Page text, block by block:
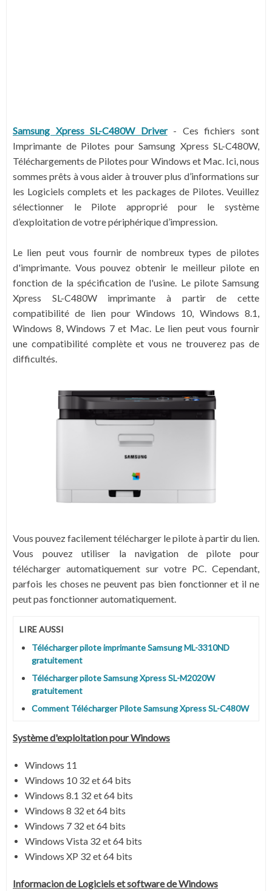
Samsung Xpress SL-C480W Driver - Ces fichiers sont
Imprimante de Pilotes pour Samsung Xpress SL-C480W,
Téléchargements de Pilotes pour Windows et Mac. Ici, nous
sommes prêts à vous aider à trouver plus d’informations sur
les Logiciels complets et les packages de Pilotes. Veuillez
sélectionner le Pilote approprié pour le système
d’exploitation de votre périphérique d’impression.
Le lien peut vous fournir de nombreux types de pilotes
d'imprimante. Vous pouvez obtenir le meilleur pilote en
fonction de la spécification de l'usine. Le pilote Samsung
Xpress SL-C480W imprimante à partir de cette
compatibilité de lien pour Windows 10, Windows 8.1,
Windows 8, Windows 7 et Mac. Le lien peut vous fournir
une compatibilité complète et vous ne trouverez pas de
difficultés.
Vous pouvez facilement télécharger le pilote à partir du lien.
Vous pouvez utiliser la navigation de pilote pour
télécharger automatiquement sur votre PC. Cependant,
parfois les choses ne peuvent pas bien fonctionner et il ne
peut pas fonctionner automatiquement.
LIRE AUSSI
Télécharger pilote imprimante Samsung ML-3310ND
gratuitement
Télécharger pilote Samsung Xpress SL-M2020W
gratuitement
Comment Télécharger Pilote Samsung Xpress SL-C480W
Systèmed'exploitation pour Windows
Windows 11
Windows 10 32 et 64 bits
Windows 8.1 32 et 64 bits
Windows 8 32 et 64 bits
Windows 7 32 et 64 bits
Windows Vista 32 et 64 bits
Windows XP 32 et 64 bits
Informacion de Logiciels et software de Windows